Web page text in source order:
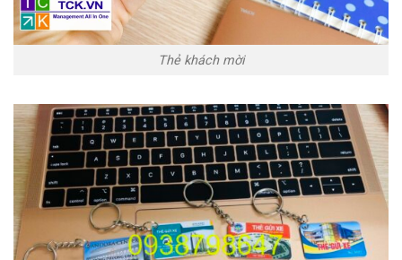
Thẻ khách mời